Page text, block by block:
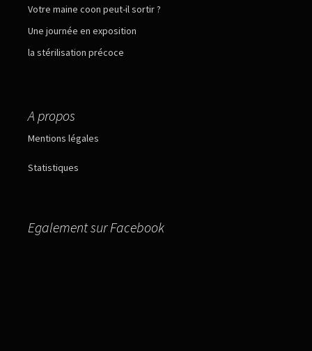
Votre maine coon peut-il sortir ?
Une journée en exposition
la stérilisation précoce
A propos
Mentions légales
Statistiques
Egalement sur Facebook